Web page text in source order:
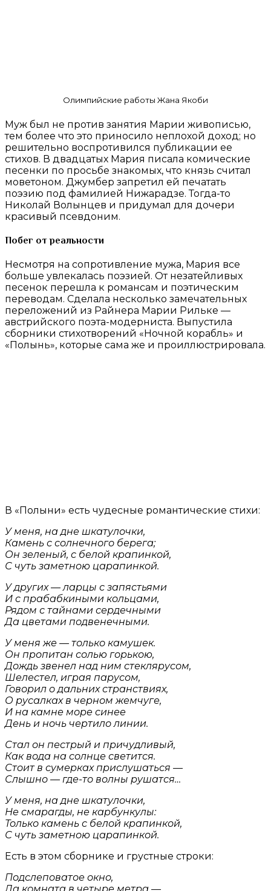
Олимпийские работы Жана Якоби
Муж был не против занятия Марии живописью,
тем более что это приносило неплохой доход; но
решительно воспротивился публикации ее
стихов. В двадцатых Мария писала комические
песенки по просьбе знакомых, что князь считал
моветоном. Джумбер запретил ей печатать
поэзию под фамилией Нижарадзе. Тогда-то
Николай Волынцев и придумал для дочери
красивый псевдоним.
Побег от реальности
Несмотря на сопротивление мужа, Мария все
больше увлекалась поэзией. От незатейливых
песенок перешла к романсам и поэтическим
переводам. Сделала несколько замечательных
переложений из Райнера Марии Рильке —
австрийского поэта-модерниста. Выпустила
сборники стихотворений «Ночной корабль» и
«Полынь», которые сама же и проиллюстрировала.
В «Полыни» есть чудесные романтические стихи:
У меня, на дне шкатулочки,
Камень с солнечного берега;
Он зеленый, с белой крапинкой,
С чуть заметною царапинкой.
У других — ларцы с запястьями
И с прабабкиными кольцами,
Рядом с тайнами сердечными
Да цветами подвенечными.
У меня же — только камушек.
Он пропитан солью горькою,
Дождь звенел над ним стеклярусом,
Шелестел, играя парусом,
Говорил о дальних странствиях,
О русалках в черном жемчуге,
И на камне море синее
День и ночь чертило линии.
Стал он пестрый и причудливый,
Как вода на солнце светится.
Стоит в сумерках прислушаться —
Слышно — где-то волны рушатся…
У меня, на дне шкатулочки,
Не смарагды, не карбункулы:
Только камень с белой крапинкой,
С чуть заметною царапинкой.
Есть в этом сборнике и грустные строки:
Подслеповатое окно,